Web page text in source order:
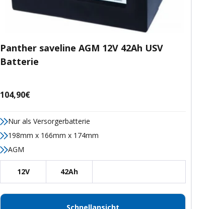
Panther saveline AGM 12V 42Ah USV
Batterie
Angebotspreis
104,90€
Nur als Versorgerbatterie
198mm x 166mm x 174mm
AGM
12V 42Ah